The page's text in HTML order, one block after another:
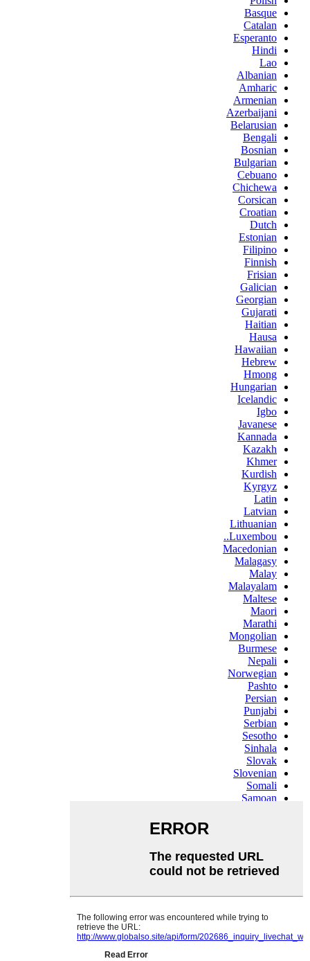
Basque
Catalan
Esperanto
Hindi
Lao
Albanian
Amharic
Armenian
Azerbaijani
Belarusian
Bengali
Bosnian
Bulgarian
Cebuano
Chichewa
Corsican
Croatian
Dutch
Estonian
Filipino
Finnish
Frisian
Galician
Georgian
Gujarati
Haitian
Hausa
Hawaiian
Hebrew
Hmong
Hungarian
Icelandic
Igbo
Javanese
Kannada
Kazakh
Khmer
Kurdish
Kyrgyz
Latin
Latvian
Lithuanian
Luxembou..
Macedonian
Malagasy
Malay
Malayalam
Maltese
Maori
Marathi
Mongolian
Burmese
Nepali
Norwegian
Pashto
Persian
Punjabi
Serbian
Sesotho
Sinhala
Slovak
Slovenian
Somali
Samoan
Swahili
Tajik
Telugu
Ukrainian
Urdu